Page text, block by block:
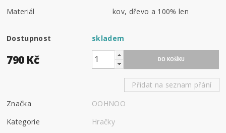
Materiál kov, dřevo a 100% len
Dostupnost skladem
790 Kč
Přidat na seznam přání
Značka
OOHNOO
Kategorie
Hračky